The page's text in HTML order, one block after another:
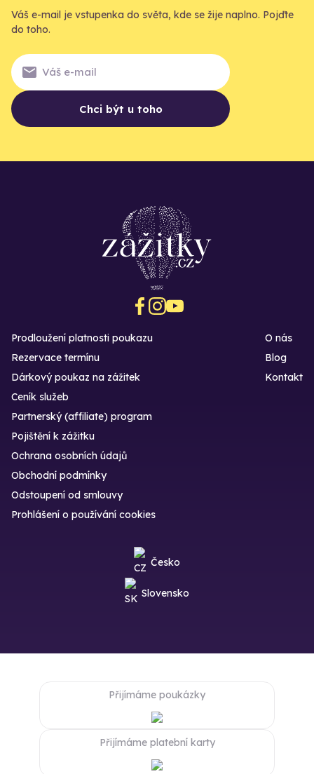
Váš e-mail je vstupenka do světa, kde se žije naplno. Pojďte
do toho.
Chci být u toho
Prodloužení platnosti poukazu
Rezervace termínu
Dárkový poukaz na zážitek
O nás
Blog
Kontakt
Ceník služeb
Partnerský (affiliate) program
Pojištění k zážitku
Ochrana osobních údajů
Obchodní podmínky
Odstoupení od smlouvy
Prohlášení o používání cookies
Česko
Slovensko
Přijímáme poukázky
Přijímáme platební karty